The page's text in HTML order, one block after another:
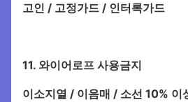
고인 / 고정가드 / 인터록가드
11. 와이어로프 사용금지
이소지열 / 이음매 / 소선 10% 이